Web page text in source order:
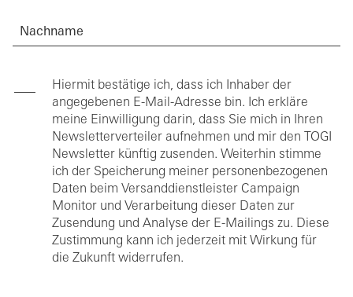
Nachname
Hiermit bestätige ich, dass ich Inhaber der
angegebenen E-Mail-Adresse bin. Ich erkläre
meine Einwilligung darin, dass Sie mich in Ihren
Newsletterverteiler aufnehmen und mir den TOGI
Newsletter künftig zusenden. Weiterhin stimme
ich der Speicherung meiner personenbezogenen
Daten beim Versanddienstleister Campaign
Monitor und Verarbeitung dieser Daten zur
Zusendung und Analyse der E-Mailings zu. Diese
Zustimmung kann ich jederzeit mit Wirkung für
die Zukunft widerrufen.